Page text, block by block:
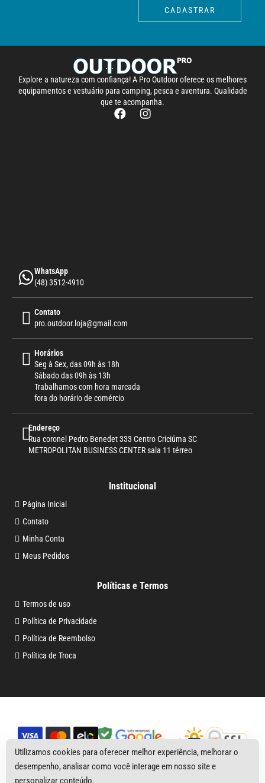
CADASTRAR
Explore a natureza com confiança! A Pro Outdoor oferece os melhores
equipamentos e vestuário para camping, pesca e aventura. Qualidade
que te acompanha.
WhatsApp
(48) 3512-4910
Contato
pro.outdoor.loja@gmail.com
Horários
Seg à Sex, das 09h às 18h
Sábado das 09h às 13h
Trabalhamos com hora marcada
fora do horário de comércio
Endereço
Rua coronel Pedro Benedet 333 Centro Criciúma SC
METROPOLITAN BUSINESS CENTER sala 11 térreo
Institucional
Página Inicial
Contato
Minha Conta
Meus Pedidos
Políticas e Termos
Termos de uso
Política de Privacidade
Política de Reembolso
Política de Troca
Utilizamos cookies para oferecer melhor experiência, melhorar o
desempenho, analisar como você interage em nosso site e
personalizar conteúdo.